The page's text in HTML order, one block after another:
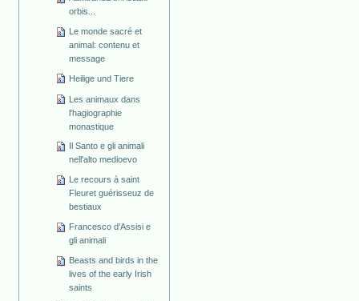
orbis...
Le monde sacré et
animal: contenu et
message
Heilige und Tiere
Les animaux dans
l'hagiographie
monastique
Il Santo e gli animali
nell'alto medioevo
Le recours à saint
Fleuret guérisseuz de
bestiaux
Francesco d'Assisi e
gli animali
Beasts and birds in the
lives of the early Irish
saints